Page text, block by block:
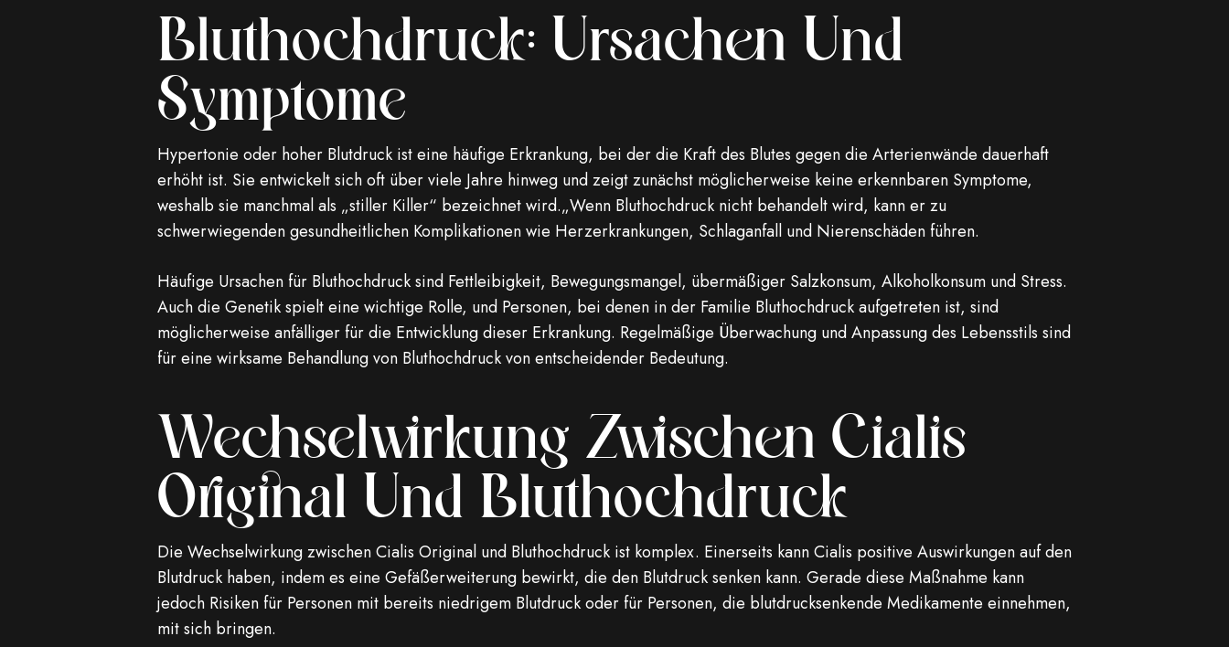
Bluthochdruck: Ursachen Und
Symptome
Hypertonie oder hoher Blutdruck ist eine häufige Erkrankung, bei der die Kraft des Blutes gegen die Arterienwände dauerhaft
erhöht ist. Sie entwickelt sich oft über viele Jahre hinweg und zeigt zunächst möglicherweise keine erkennbaren Symptome,
weshalb sie manchmal als „stiller Killer“ bezeichnet wird.„Wenn Bluthochdruck nicht behandelt wird, kann er zu
schwerwiegenden gesundheitlichen Komplikationen wie Herzerkrankungen, Schlaganfall und Nierenschäden führen.
Häufige Ursachen für Bluthochdruck sind Fettleibigkeit, Bewegungsmangel, übermäßiger Salzkonsum, Alkoholkonsum und Stress.
Auch die Genetik spielt eine wichtige Rolle, und Personen, bei denen in der Familie Bluthochdruck aufgetreten ist, sind
möglicherweise anfälliger für die Entwicklung dieser Erkrankung. Regelmäßige Überwachung und Anpassung des Lebensstils sind
für eine wirksame Behandlung von Bluthochdruck von entscheidender Bedeutung.
Wechselwirkung Zwischen Cialis
Original Und Bluthochdruck
Die Wechselwirkung zwischen Cialis Original und Bluthochdruck ist komplex. Einerseits kann Cialis positive Auswirkungen auf den
Blutdruck haben, indem es eine Gefäßerweiterung bewirkt, die den Blutdruck senken kann. Gerade diese Maßnahme kann
jedoch Risiken für Personen mit bereits niedrigem Blutdruck oder für Personen, die blutdrucksenkende Medikamente einnehmen,
mit sich bringen.